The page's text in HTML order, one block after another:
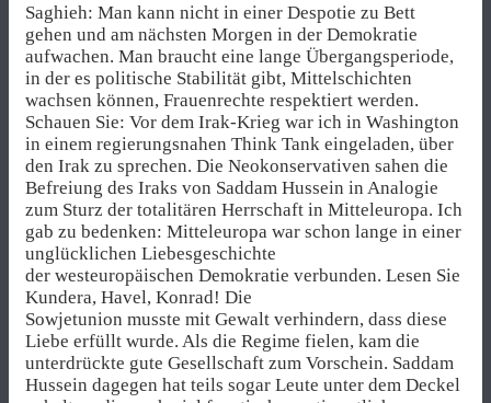
Saghieh: Man kann nicht in einer Despotie zu Bett
gehen und am nächsten Morgen in der Demokratie
aufwachen. Man braucht eine lange Übergangsperiode,
in der es politische Stabilität gibt, Mittelschichten
wachsen können, Frauenrechte respektiert werden.
Schauen Sie: Vor dem Irak-Krieg war ich in Washington
in einem regierungsnahen Think Tank eingeladen, über
den Irak zu sprechen. Die Neokonservativen sahen die
Befreiung des Iraks von Saddam Hussein in Analogie
zum Sturz der totalitären Herrschaft in Mitteleuropa. Ich
gab zu bedenken: Mitteleuropa war schon lange in einer
unglücklichen Liebesgeschichte
der westeuropäischen Demokratie verbunden. Lesen Sie
Kundera, Havel, Konrad! Die
Sowjetunion musste mit Gewalt verhindern, dass diese
Liebe erfüllt wurde. Als die Regime fielen, kam die
unterdrückte gute Gesellschaft zum Vorschein. Saddam
Hussein dagegen hat teils sogar Leute unter dem Deckel